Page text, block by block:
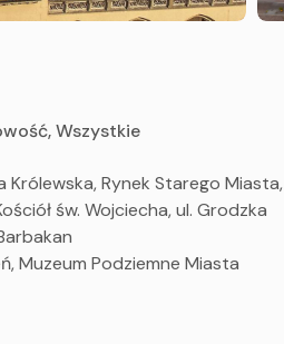
Wszystkie
Rynek Starego Miasta,
św. Wojciecha, ul. Grodzka
Muzeum Podziemne Miasta